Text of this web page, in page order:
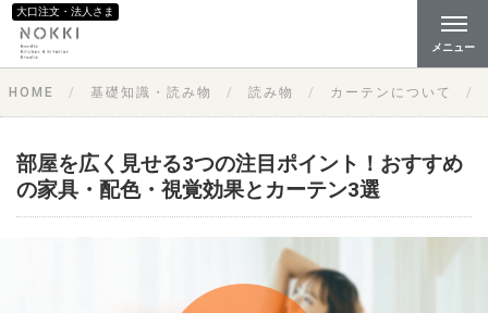
大口注文・法人さま
メニュー
HOME 基礎知識・読み物 読み物 カーテンについて
部屋を広く見せる3つの注目ポイント！おすすめ
の家具・配色・視覚効果とカーテン3選